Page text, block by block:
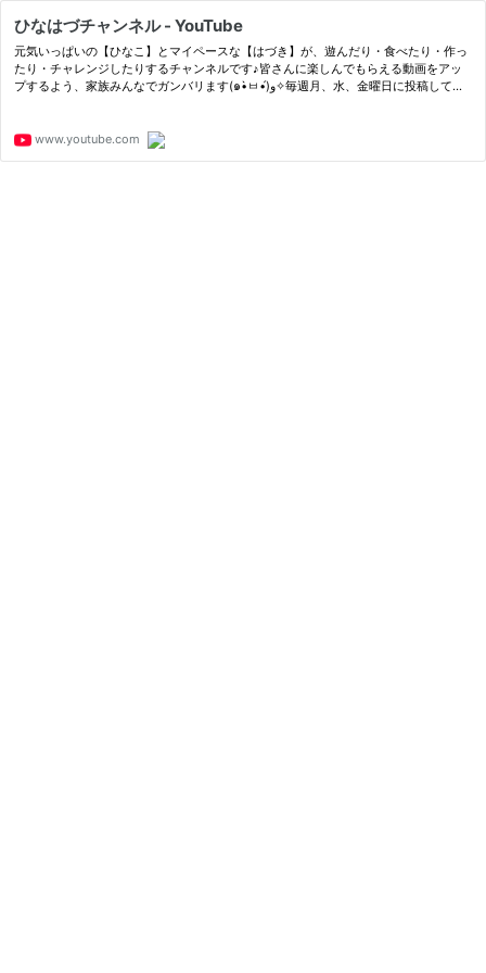
ひなはづチャンネル - YouTube
元気いっぱいの【ひなこ】とマイペースな【はづき】が、遊んだり・食べたり・作っ
たり・チャレンジしたりするチャンネルです♪皆さんに楽しんでもらえる動画をアッ
プするよう、家族みんなでガンバリます(๑•̀ㅂ•́)و✧毎週月、水、金曜日に投稿してい
www.youtube.com